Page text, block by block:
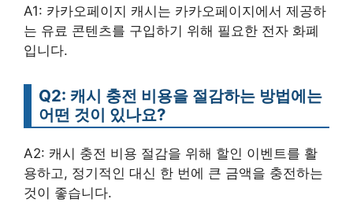
A1: 카카오페이지 캐시는 카카오페이지에서 제공하
는 유료 콘텐츠를 구입하기 위해 필요한 전자 화폐
입니다.
Q2: 캐시 충전 비용을 절감하는 방법에는
어떤 것이 있나요?
A2: 캐시 충전 비용 절감을 위해 할인 이벤트를 활
용하고, 정기적인 대신 한 번에 큰 금액을 충전하는
것이 좋습니다.